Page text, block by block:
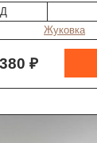
Жуковка
₽